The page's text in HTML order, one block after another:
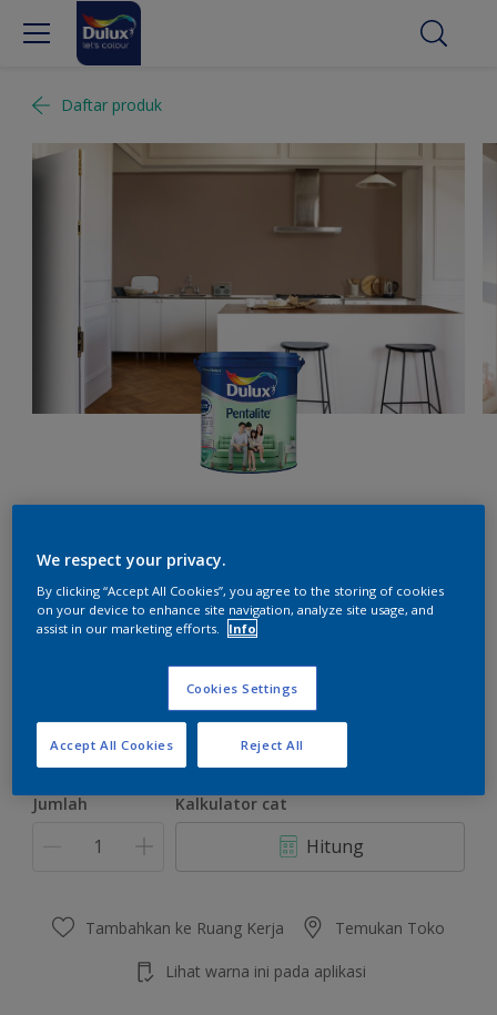
Daftar produk
Sweetwood
2.5 L
Jumlah Kalkulator cat
Hitung
Tambahkan ke Ruang Kerja Temukan Toko
Lihat warna ini pada aplikasi
We respect your privacy.
By clicking “Accept All Cookies”, you agree to the storing of cookies
on your device to enhance site navigation, analyze site usage, and
assist in our marketing efforts.
Info
Cookies Settings
Reject All
Accept All Cookies